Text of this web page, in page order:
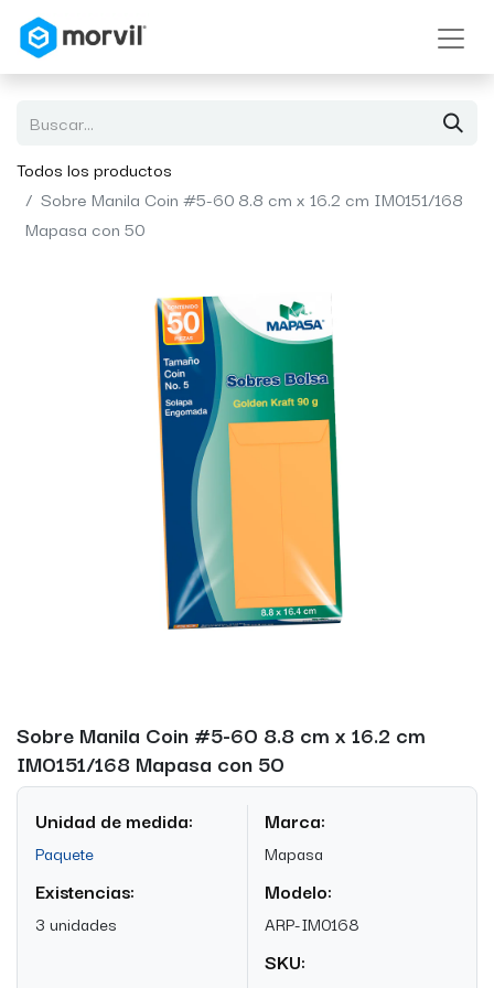
Todos los productos
Sobre Manila Coin #5-60 8.8 cm x 16.2 cm IM0151/168
Mapasa con 50
Sobre Manila Coin #5-60 8.8 cm x 16.2 cm
IM0151/168 Mapasa con 50
Unidad de medida:
Paquete
Existencias:
3 unidades
Marca:
Mapasa
Modelo:
ARP-IM0168
SKU: